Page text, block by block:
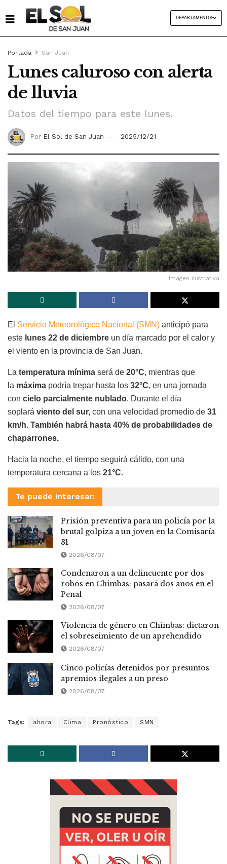
DEPARTAMENTOS
Portada San Juan
Lunes caluroso con alerta
de lluvia
Datos del tiempo para este lunes.
Por El Sol de San Juan 2025/12/21
Imagen ilustrativa
El Servicio Meteorológico Nacional (SMN) anticipó para
este lunes 22 de diciembre un día marcado por el calor y
el viento en la provincia de San Juan.
La temperatura mínima será de 20°C, mientras que
la máxima podría trepar hasta los 32°C, en una jornada
con cielo parcialmente nublado. Durante el día
soplará viento del sur, con una velocidad promedio de 31
km/h. También habrá hasta 40% de probabilidades de
chaparrones.
Hacia la noche, el tiempo seguirá cálido, con una
temperatura cercana a los 21°C.
Te puede interesar:
Prisión preventiva para un policía por la
brutal golpiza a un joven en la Comisaría
31
2026/08/07
Condenaron a un delincuente por dos
robos en Chimbas: pasará dos años en el
Penal
2026/08/07
Violencia de género en Chimbas: dictaron
el sobreseimiento de un aprehendido
2026/08/07
Cinco policías detenidos por presuntos
apremios ilegales a un preso
2026/08/07
Tags: ahora Clima Pronóstico SMN